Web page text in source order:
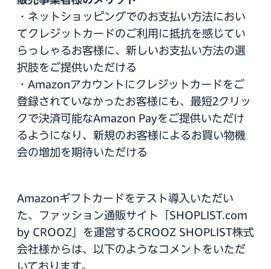
・ネットショッピングでのお支払い方法におい
てクレジットカードのご利用に抵抗を感じてい
らっしゃるお客様に、新しいお支払い方法の選
択肢をご提供いただける
・Amazonアカウントにクレジットカードをご
登録されていなかったお客様にも、最短2クリッ
クで決済可能なAmazon Payをご提供いただけ
るようになり、新規のお客様によるお買い物機
会の増加を期待いただける
Amazonギフトカードをテスト導入いただい
た、ファッション通販サイト「SHOPLIST.com
by CROOZ」を運営するCROOZ SHOPLIST株式
会社様からは、以下のようなコメントをいただ
いております。